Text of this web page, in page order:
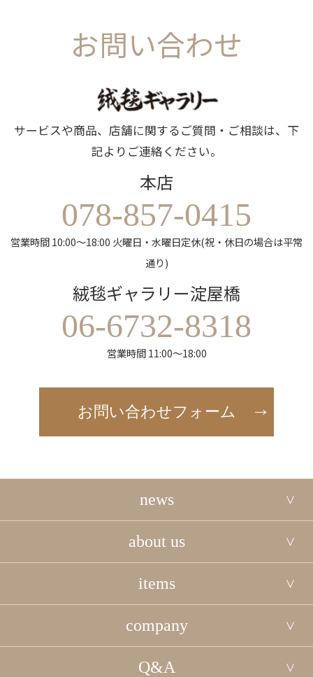
お問い合わせ
サービスや商品、店舗に関するご質問・ご相談は、下
記よりご連絡ください。
本店
078-857-0415
営業時間 10:00～18:00 火曜日・水曜日定休(祝・休日の場合は平常
通り)
絨毯ギャラリー淀屋橋
06-6732-8318
営業時間 11:00～18:00
お問い合わせフォーム
news
about us
items
company
Q&A